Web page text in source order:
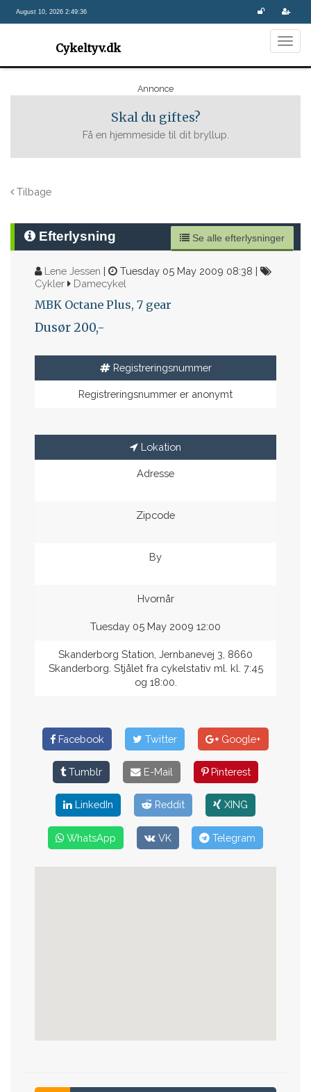
August 10, 2026 2:49:37
Cykeltyv.dk
Annonce
Skal du giftes?
Få en hjemmeside til dit bryllup.
Tilbage
Efterlysning Se alle efterlysninger
Lene Jessen |
Tuesday 05 May 2009 08:38 |
Cykler
Damecykel
MBK Octane Plus, 7 gear
Dusør 200,-
Registreringsnummer
Registreringsnummer er anonymt
Lokation
Adresse
Zipcode
By
Hvornår
Tuesday 05 May 2009 12:00
Skanderborg Station, Jernbanevej 3, 8660
Skanderborg. Stjålet fra cykelstativ ml. kl. 7:45
og 18:00.
Facebook Twitter Google+
Tumblr E-Mail Pinterest
LinkedIn Reddit XING
WhatsApp VK Telegram